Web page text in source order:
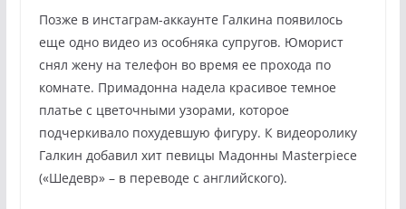
Позже в инстаграм-аккаунте Галкина появилось
еще одно видео из особняка супругов. Юморист
снял жену на телефон во время ее прохода по
комнате. Примадонна надела красивое темное
платье с цветочными узорами, которое
подчеркивало похудевшую фигуру. К видеоролику
Галкин добавил хит певицы Мадонны Masterpiece
(«Шедевр» – в переводе с английского).